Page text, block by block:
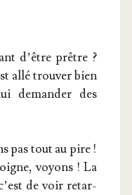
d’être prêtre ?
allé trou­ver bien
deman­der des
pas tout au pire !
voyons ! La
de voir retar­